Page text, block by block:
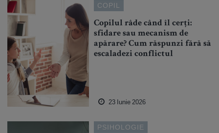
COPIL
Copilul râde când îl cerți:
sfidare sau mecanism de
apărare? Cum răspunzi fără să
escaladezi conflictul
23 Iunie 2026
PSIHOLOGIE